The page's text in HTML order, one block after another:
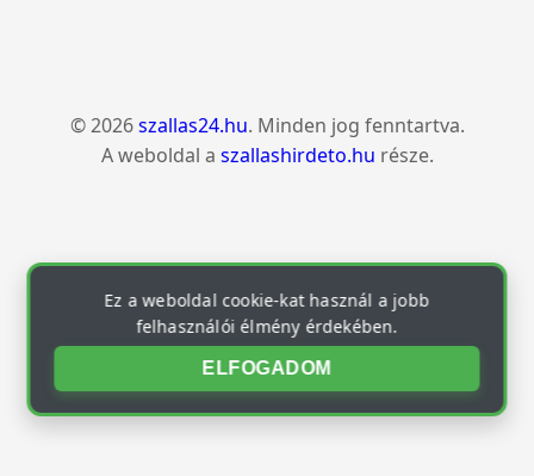
© 2026szallas24.hu. Minden jog fenntartva.
A weboldal a szallashirdeto.hu része.
Ez a weboldal cookie-kat használ a jobb
felhasználói élmény érdekében.
ELFOGADOM